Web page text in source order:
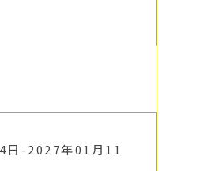
日-2027年01月11